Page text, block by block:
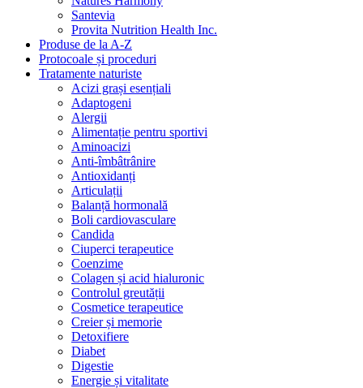
Santevia
Provita Nutrition Health Inc.
Produse de la A-Z
Protocoale și proceduri
Tratamente naturiste
Acizi grași esențiali
Adaptogeni
Alergii
Alimentație pentru sportivi
Aminoacizi
Anti-îmbâtrânire
Antioxidanți
Articulații
Balanță hormonală
Boli cardiovasculare
Candida
Ciuperci terapeutice
Coenzime
Colagen și acid hialuronic
Controlul greutății
Cosmetice terapeutice
Creier și memorie
Detoxifiere
Diabet
Digestie
Energie și vitalitate